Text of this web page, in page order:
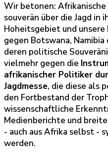
Wir betonen:
souverän über die Jagd in
Hoheitsgebiet und
gegen Botswana,
deren politische
vielmehr gegen die
afrikanischer Politiker
Jagdmesse, die diese als
den Fortbestand der
wissenschaftliche
Medienberichte und
- auch aus Afrika selbst -
werden.